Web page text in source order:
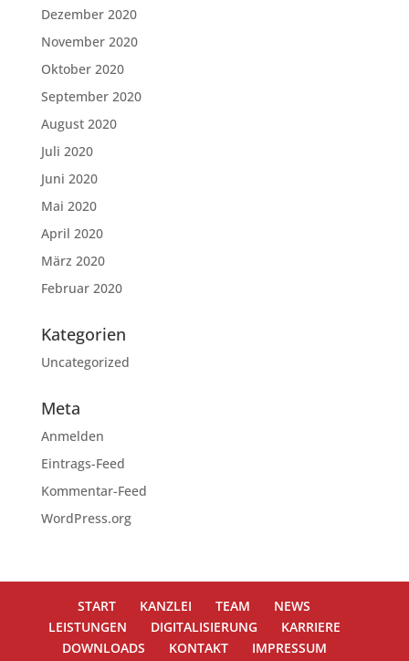
Dezember 2020
November 2020
Oktober 2020
September 2020
August 2020
Juli 2020
Juni 2020
Mai 2020
April 2020
März 2020
Februar 2020
Kategorien
Uncategorized
Meta
Anmelden
Eintrags-Feed
Kommentar-Feed
WordPress.org
START KANZLEI TEAM
NEWS
LEISTUNGEN
DIGITALISIERUNG
KARRIERE
DOWNLOADS
KONTAKT
IMPRESSUM